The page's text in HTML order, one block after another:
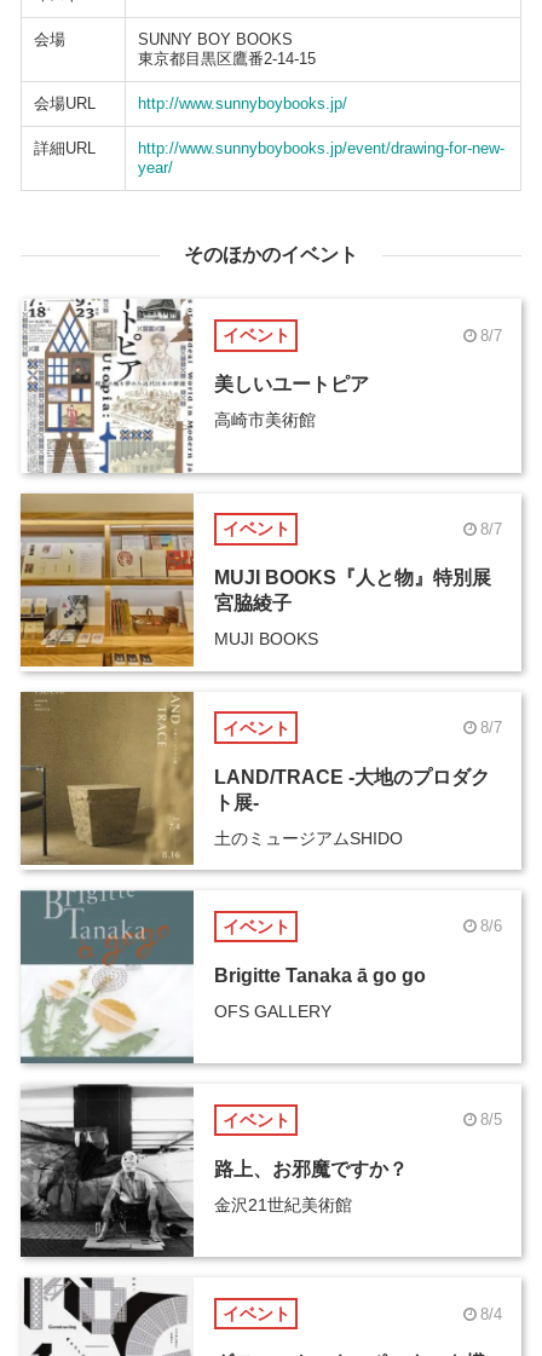
会場
SUNNY BOY BOOKS
東京都目黒区鷹番2-14-15
会場URL http://www.sunnyboybooks.jp/
詳細URL
http://www.sunnyboybooks.jp/event/drawing-for-new-
year/
そのほかのイベント
イベント 8/7
美しいユートピア
高崎市美術館
イベント 8/7
MUJI BOOKS『人と物』特別展
宮脇綾子
MUJI BOOKS
イベント 8/7
LAND/TRACE -大地のプロダク
ト展-
土のミュージアムSHIDO
イベント 8/6
Brigitte Tanaka ā go go
OFS GALLERY
イベント 8/5
路上、お邪魔ですか？
金沢21世紀美術館
イベント 8/4